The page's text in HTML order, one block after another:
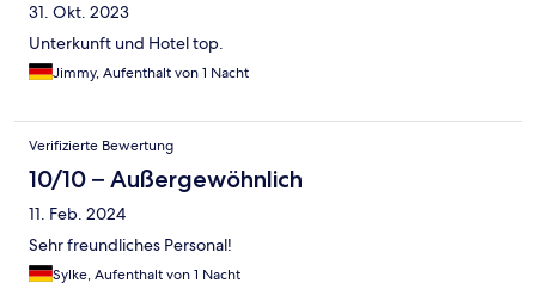
31. Okt. 2023
Unterkunft und Hotel top.
Jimmy, Aufenthalt von 1 Nacht
Verifizierte Bewertung
10/10 – Außergewöhnlich
11. Feb. 2024
Sehr freundliches Personal!
Sylke, Aufenthalt von 1 Nacht